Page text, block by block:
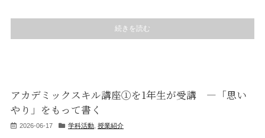
続きを読む
アカデミックスキル講座①を1年生が受講 ―「思い
やり」をもって書く
2026-06-17 学科活動 授業紹介